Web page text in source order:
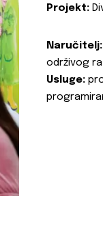
Projekt:
Naručitelj:
održivog
Usluge: